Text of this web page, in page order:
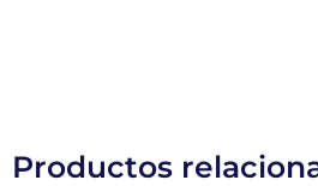
Productos